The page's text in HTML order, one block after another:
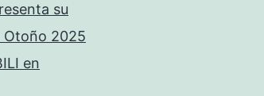
su
Otoño 2025
en